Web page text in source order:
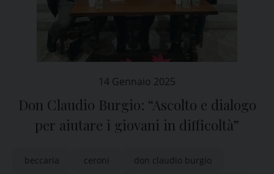
14 Gennaio 2025
Don Claudio Burgio: “Ascolto e dialogo
per aiutare i giovani in difficoltà”
beccaria ceroni don claudio burgio